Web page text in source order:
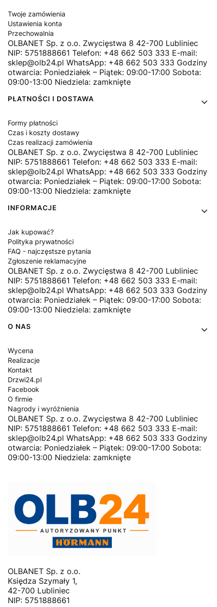
Twoje zamówienia
Ustawienia konta
Przechowalnia
OLBANET Sp. z o.o. Zwycięstwa 8 42-700 Lubliniec
NIP: 5751888661 Telefon: +48 662 503 333 E-mail:
sklep@olb24.pl WhatsApp: +48 662 503 333 Godziny
otwarcia: Poniedziałek – Piątek: 09:00-17:00 Sobota:
09:00-13:00 Niedziela: zamknięte
PŁATNOŚCI I DOSTAWA
Formy płatności
Czas i koszty dostawy
Czas realizacji zamówienia
OLBANET Sp. z o.o. Zwycięstwa 8 42-700 Lubliniec
NIP: 5751888661 Telefon: +48 662 503 333 E-mail:
sklep@olb24.pl WhatsApp: +48 662 503 333 Godziny
otwarcia: Poniedziałek – Piątek: 09:00-17:00 Sobota:
09:00-13:00 Niedziela: zamknięte
INFORMACJE
Jak kupować?
Polityka prywatności
FAQ - najczęstsze pytania
Zgłoszenie reklamacyjne
OLBANET Sp. z o.o. Zwycięstwa 8 42-700 Lubliniec
NIP: 5751888661 Telefon: +48 662 503 333 E-mail:
sklep@olb24.pl WhatsApp: +48 662 503 333 Godziny
otwarcia: Poniedziałek – Piątek: 09:00-17:00 Sobota:
09:00-13:00 Niedziela: zamknięte
O NAS
Wycena
Realizacje
Kontakt
Drzwi24.pl
Facebook
O firmie
Nagrody i wyróżnienia
OLBANET Sp. z o.o. Zwycięstwa 8 42-700 Lubliniec
NIP: 5751888661 Telefon: +48 662 503 333 E-mail:
sklep@olb24.pl WhatsApp: +48 662 503 333 Godziny
otwarcia: Poniedziałek – Piątek: 09:00-17:00 Sobota:
09:00-13:00 Niedziela: zamknięte
OLBANET Sp. z o.o.
Księdza Szymały 1,
42-700 Lubliniec
NIP: 5751888661